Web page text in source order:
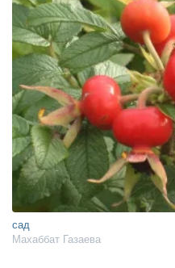
сад
Махаббат Газаева